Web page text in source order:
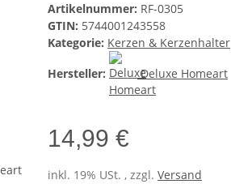
Artikelnummer: RF-0305
GTIN: 5744001243558
Kategorie: Kerzen & Kerzenhalter
Hersteller:
Deluxe Homeart
14,99 €
inkl. 19% USt. , zzgl. Versand